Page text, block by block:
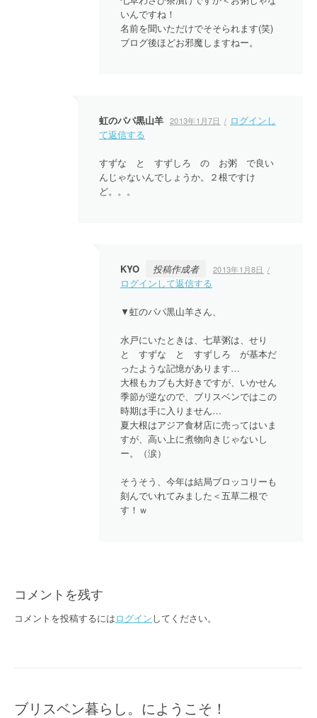
いんですね！
名前を聞いただけでそそられます(笑)
ブログ後ほどお邪魔しますねー。
虹のパパ黒山羊 2013年1月7日
ログインし
て返信する
すずな と すずしろ の お粥 で良い
んじゃないんでしょうか。２根ですけ
ど。。。
KYO 投稿作成者 2013年1月8日
ログインして返信する
▼虹のパパ黒山羊さん、
水戸にいたときは、七草粥は、せり
と すずな と すずしろ が基本だ
ったような記憶があります…
大根もカブも大好きですが、いかせん
季節が逆なので、ブリスベンではこの
時期は手に入りません…
夏大根はアジア食材店に売ってはいま
すが、高い上に煮物向きじゃないし
ー。（涙）
そうそう、今年は結局ブロッコリーも
刻んでいれてみました＜五草二根で
す！ｗ
コメントを残す
コメントを投稿するにはログインしてください。
ブリスベン暮らし。にようこそ！